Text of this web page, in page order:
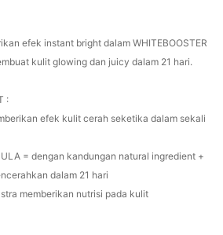
efek instant bright dalam WHITEBOOSTER
kulit glowing dan juicy dalam 21 hari.
:
efek kulit cerah seketika dalam sekali
= dengan kandungan natural ingredient +
dalam 21 hari
memberikan nutrisi pada kulit